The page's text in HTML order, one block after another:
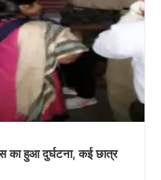
का हुआ दुर्घटना, कई छात्र